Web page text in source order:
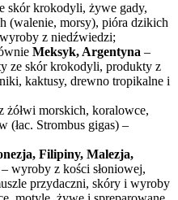
skór krokodyli, żywe gady,
(walenie, morsy), pióra dzikich
z niedźwiedzi;
Meksyk, Argentyna –
ze skór krokodyli, produkty z
kaktusy, drewno tropikalne i
żółwi morskich, koralowce,
(łac. Strombus gigas) –
Filipiny, Malezja,
– wyroby z kości słoniowej,
przydaczni, skóry i wyroby